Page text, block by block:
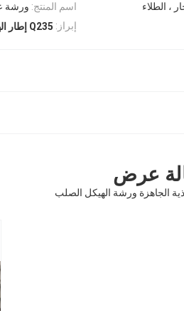
اسم المنتج: ورشة
، الطلاء
إبراز: Q235 إطار الهيكل الفولاذي الجاهز
عرض
الجاهزة ورشة الهيكل الصلب